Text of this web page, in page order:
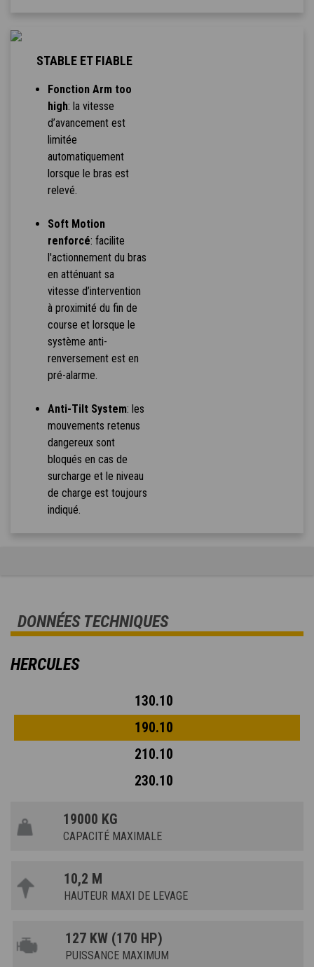
STABLE ET FIABLE
Fonction Arm too
high: la vitesse
d’avancement est
limitée
automatiquement
lorsque le bras est
relevé.
Soft Motion
renforcé: facilite
l'actionnement du bras
en atténuant sa
vitesse d’intervention
à proximité du fin de
course et lorsque le
système anti-
renversement est en
pré-alarme.
Anti-Tilt System: les
mouvements retenus
dangereux sont
bloqués en cas de
surcharge et le niveau
de charge est toujours
indiqué.
DONNÉES TECHNIQUES
HERCULES
130.10
190.10
210.10
230.10
19000 KG
CAPACITÉ MAXIMALE
10,2 M
HAUTEUR MAXI DE LEVAGE
127 KW (170 HP)
PUISSANCE MAXIMUM